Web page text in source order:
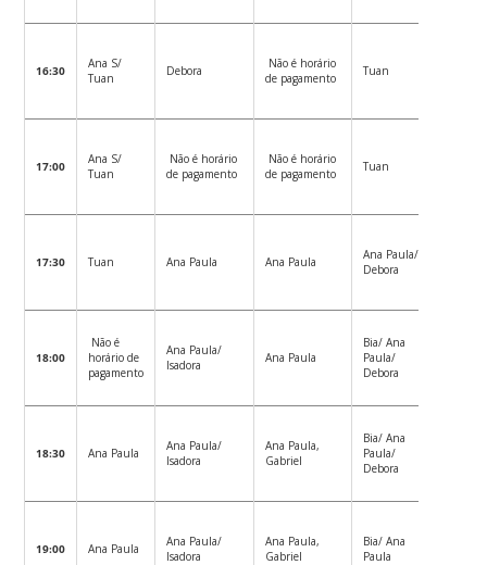
16:30
Ana S/
Tuan
Debora
Não é horário
de pagamento
Tuan
17:00
Ana S/
Tuan
Não é horário
de pagamento
Não é horário
de pagamento
Tuan
17:30 Tuan Ana Paula Ana Paula
Ana Paula/
Debora
18:00
Não é
horário de
pagamento
Ana Paula/
Isadora
Ana Paula
Bia/ Ana
Paula/
Debora
18:30 Ana Paula
Ana Paula/
Isadora
Ana Paula,
Gabriel
Bia/ Ana
Paula/
Debora
19:00 Ana Paula
Ana Paula/
Isadora
Ana Paula,
Gabriel
Bia/ Ana
Paula